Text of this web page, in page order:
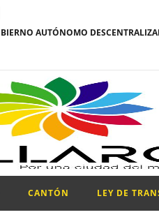
CANTÓN LEY DE